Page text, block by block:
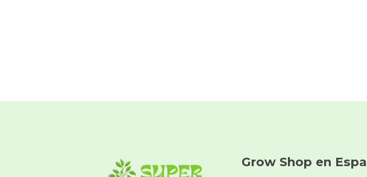
Grow Shop en